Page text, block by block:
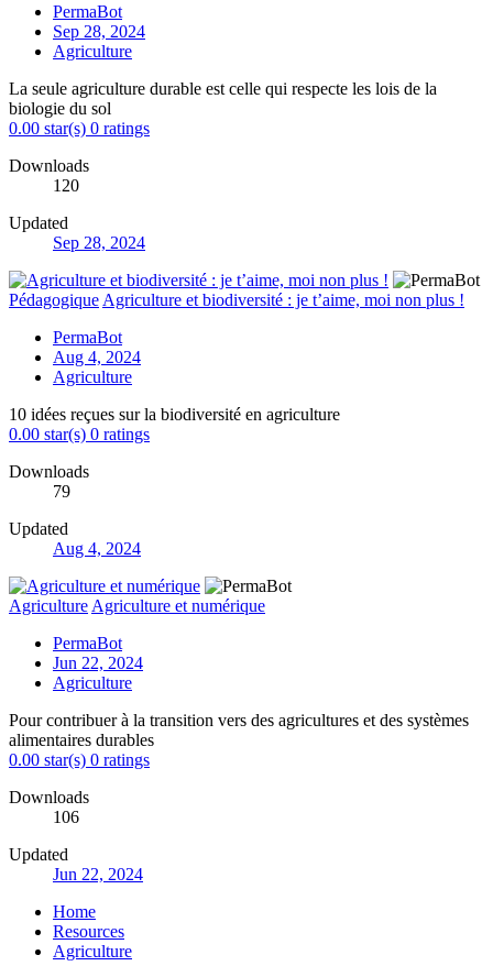
PermaBot
Sep 28, 2024
Agriculture
La seule agriculture durable est celle qui respecte les lois de la
biologie du sol
0.00 star(s) 0 ratings
Downloads
120
Updated
Sep 28, 2024
Pédagogique Agriculture et biodiversité : je t’aime, moi non plus !
PermaBot
Aug 4, 2024
Agriculture
10 idées reçues sur la biodiversité en agriculture
0.00 star(s) 0 ratings
Downloads
79
Updated
Aug 4, 2024
Agriculture Agriculture et numérique
PermaBot
Jun 22, 2024
Agriculture
Pour contribuer à la transition vers des agricultures et des systèmes
alimentaires durables
0.00 star(s) 0 ratings
Downloads
106
Updated
Jun 22, 2024
Home
Resources
Agriculture